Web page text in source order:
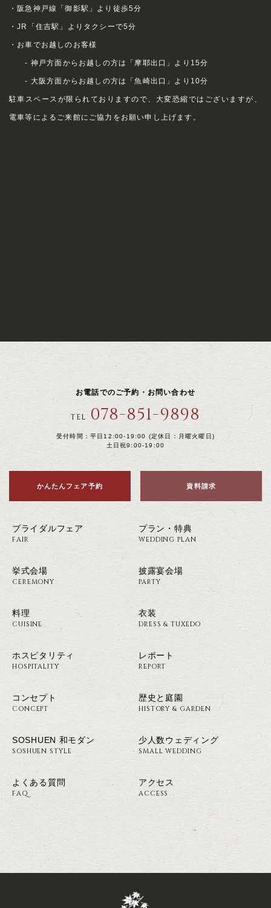
・阪急神戸線「御影駅」より徒歩5分
・JR「住吉駅」よりタクシーで5分
・お車でお越しのお客様
- 神戸方面からお越しの方は「摩耶出口」より15分
- 大阪方面からお越しの方は「魚崎出口」より10分
駐車スペースが限られておりますので、大変恐縮ではございますが、
電車等によるご来館にご協力をお願い申し上げます。
お電話でのご予約・お問い合わせ
TEL 078-851-9898
受付時間：平日12:00-19:00 (定休日：月曜火曜日)
土日祝9:00-19:00
かんたんフェア予約 資料請求
ブライダルフェア
FAIR
プラン・特典
WEDDING PLAN
挙式会場
CEREMONY
披露宴会場
PARTY
料理
CUISINE
衣装
DRESS & TUXEDO
ホスピタリティ
HOSPITALITY
レポート
REPORT
コンセプト
CONCEPT
歴史と庭園
HISTORY & GARDEN
SOSHUEN 和モダン
SOSHUEN STYLE
少人数ウェディング
SMALL WEDDING
よくある質問
FAQ
アクセス
ACCESS